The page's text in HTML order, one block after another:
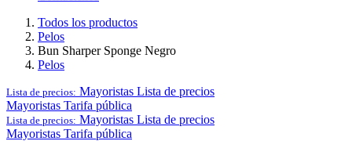
Todos los productos
Pelos
Bun Sharper Sponge Negro
Pelos
Lista de precios: Mayoristas Lista de precios
Mayoristas Tarifa pública
Lista de precios: Mayoristas Lista de precios
Mayoristas Tarifa pública